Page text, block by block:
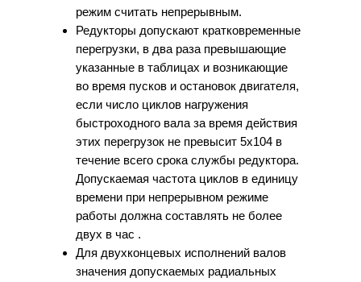
режим считать непрерывным.
Редукторы допускают кратковременные
перегрузки, в два раза превышающие
указанные в таблицах и возникающие
во время пусков и остановок двигателя,
если число циклов нагружения
быстроходного вала за время действия
этих перегрузок не превысит 5х104 в
течение всего срока службы редуктора.
Допускаемая частота циклов в единицу
времени при непрерывном режиме
работы должна составлять не более
двух в час .
Для двухконцевых исполнений валов
значения допускаемых радиальных